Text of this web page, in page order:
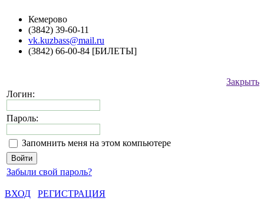
Кемерово
(3842) 39-60-11
vk.kuzbass@mail.ru
(3842) 66-00-84 [БИЛЕТЫ]
Закрыть
Логин:
Пароль:
Запомнить меня на этом компьютере
Забыли свой пароль?
ВХОД
РЕГИСТРАЦИЯ